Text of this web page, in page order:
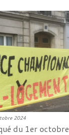
2024
du 1er